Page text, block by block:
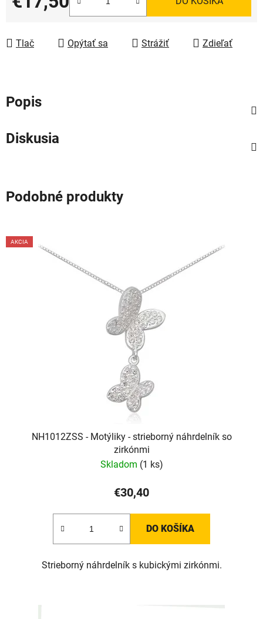
Jednotková cena:
Tlač Opýtať sa Strážiť Zdieľať
Popis
Diskusia
Podobné produkty
AKCIA
NH1012ZSS - Motýliky - strieborný náhrdelník so
zirkónmi
Skladom (1 ks)
€30,40
DO KOŠÍKA
Strieborný náhrdelník s kubickými zirkónmi.